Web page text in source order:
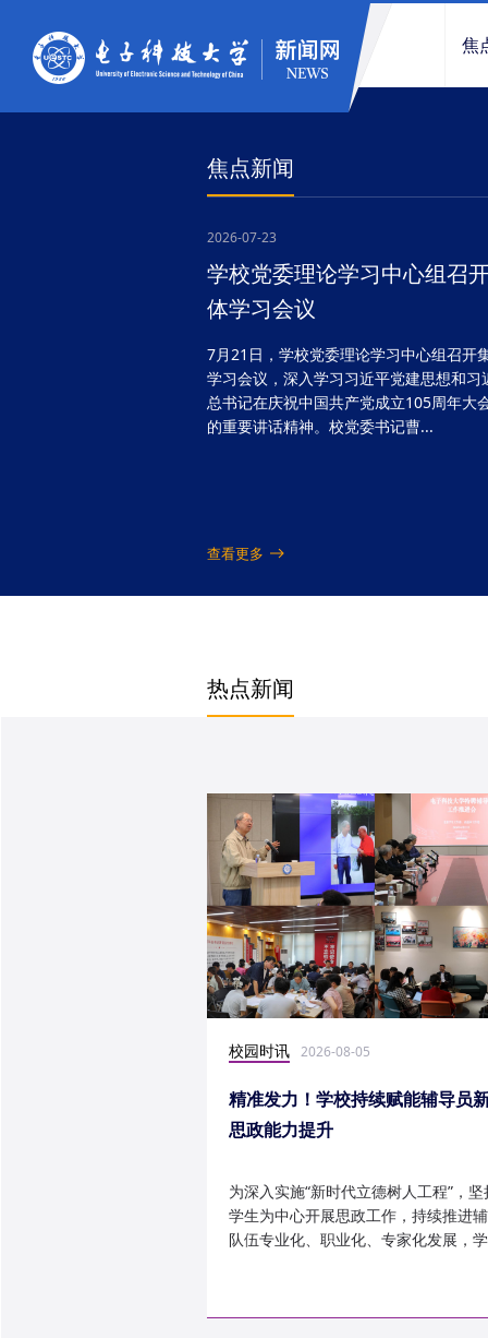
焦
焦点新闻
2026-07-23
学校党委理论学习中心组召
体学习会议
7月21日，学校党委理论学习中心组召开
学习会议，深入学习习近平党建思想和习
总书记在庆祝中国共产党成立105周年大
的重要讲话精神。校党委书记曹...
查看更多
热点新闻
校园时讯 2026-08-05
精准发力！学校持续赋能辅导员
思政能力提升
为深入实施“新时代立德树人工程”，
学生为中心开展思政工作，持续推进
队伍专业化、职业化、专家化发展，